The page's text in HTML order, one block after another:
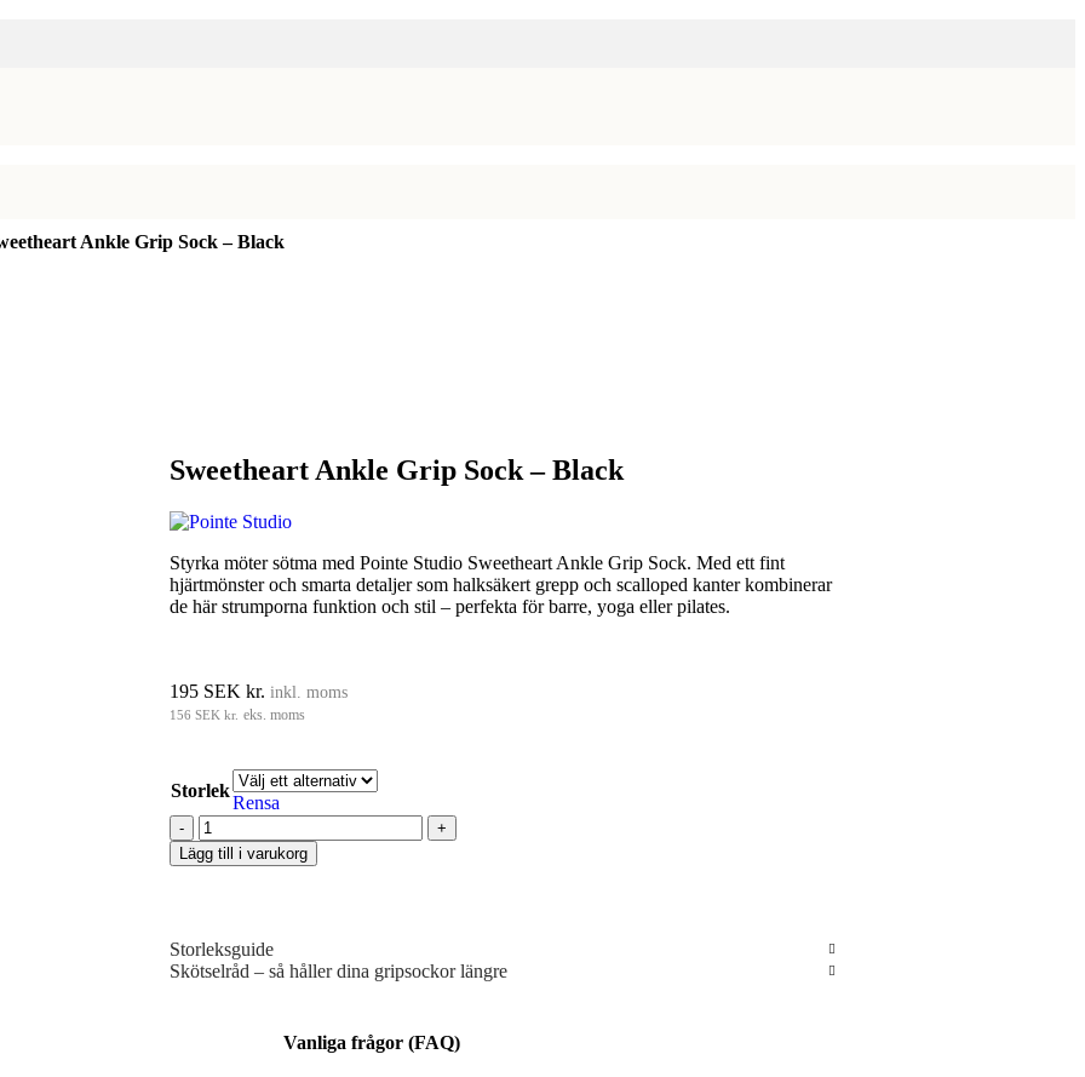
Ankle Grip Sock – Black
Sweetheart Ankle Grip Sock – Black
Styrka möter sötma med Pointe Studio Sweetheart Ankle Grip Sock. Med ett fint
hjärtmönster och smarta detaljer som halksäkert grepp och scalloped kanter kombinerar
de här strumporna funktion och stil – perfekta för barre, yoga eller pilates.
195 SEK kr. inkl. moms
156 SEK kr. eks. moms
Storlek
Rensa
Lägg till i varukorg
Storleksguide
Skötselråd – så håller dina gripsockor längre
Vanliga frågor (FAQ)